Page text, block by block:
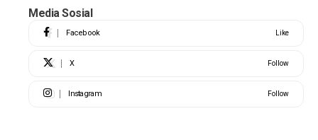
Media Sosial
Facebook Like
X Follow
Instagram Follow